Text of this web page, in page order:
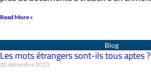
Read More »
Les mots étrangers sont-ils tous aptes ?
20 décembre 2013